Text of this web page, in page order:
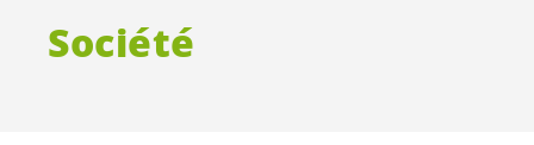
Société